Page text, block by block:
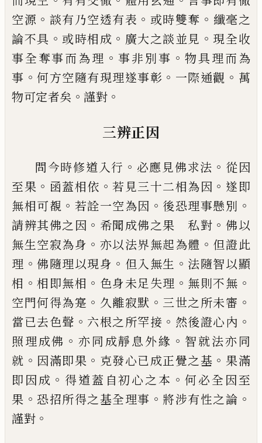
空源 。 談有乃空透有表 。 或時雙奪 。 纖毫之
論不具 。 或時相成 。 廣大之談並見 。 現全收
事全奪事而為理 。事非別事 。物具理而為
事 。何方空隨有現理遂事彰 。 一際通觀 。 萬
物可定者矣 。 謹對 。
三辨正因
問今時修道入行 。 必應見佛求法 。 從因
至果 。 函蓋相依 。若見三十二相為因 。 遂即
無相可覩 。 若詮一空為因 。 後恐理事懸別 。
請辨其佛之因 。 希聞成佛之果 私對 。 佛以
無生空寂為身 。 亦以法界無起為體 。 但證此
理 。佛隨理以現身 。 但入無生 。 法隨智以顯
相 。相即無相 。 色身未足失理 。 無則不無 。
空門何得為寔 。 久離寂默 。 三世之所未審 。
當已去色聲 。 六根之所罕接 。 然後證心內 。
照理成佛 。 亦同成靜息外緣 。 智就法亦同
就 。 因滿即果 。 克發心已成正覺之基 。 果滿
即因成 。 得道蓋自初心之本 。何必全因至
果 。 恐招所得之基全理事 。 將涉有性之論 。
謹對 。